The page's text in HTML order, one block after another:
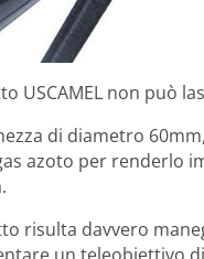
USCAMEL non può
di diametro
azoto per renderlo
risulta davvero